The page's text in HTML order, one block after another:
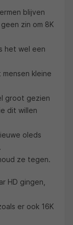
blijven
zin om 8K
het wel een
kleine
groot gezien
dit willen
oleds
ze tegen.
HD gingen,
er ook 16K